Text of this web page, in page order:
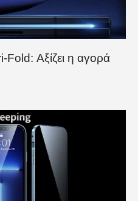
Αξίζει η αγορά